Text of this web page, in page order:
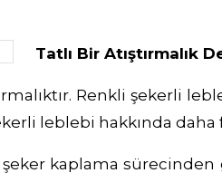
Tatlı Bir Atıştırmalık
Renkli şekerli
leblebi hakkında daha
kaplama